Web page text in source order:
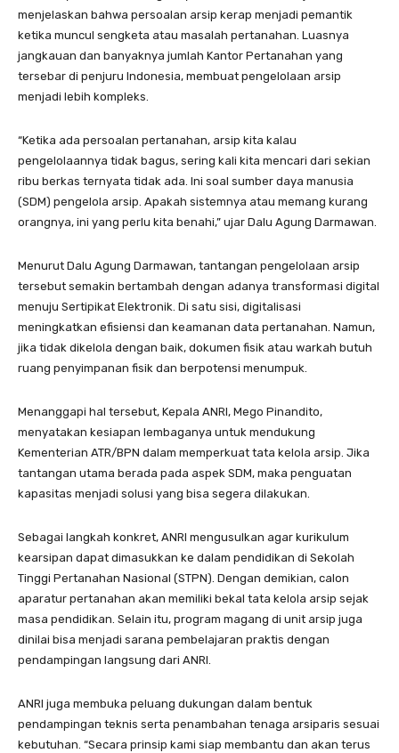
menjelaskan bahwa persoalan arsip kerap menjadi pemantik
ketika muncul sengketa atau masalah pertanahan. Luasnya
jangkauan dan banyaknya jumlah Kantor Pertanahan yang
tersebar di penjuru Indonesia, membuat pengelolaan arsip
menjadi lebih kompleks.
“Ketika ada persoalan pertanahan, arsip kita kalau
pengelolaannya tidak bagus, sering kali kita mencari dari sekian
ribu berkas ternyata tidak ada. Ini soal sumber daya manusia
(SDM) pengelola arsip. Apakah sistemnya atau memang kurang
orangnya, ini yang perlu kita benahi,” ujar Dalu Agung Darmawan.
Menurut Dalu Agung Darmawan, tantangan pengelolaan arsip
tersebut semakin bertambah dengan adanya transformasi digital
menuju Sertipikat Elektronik. Di satu sisi, digitalisasi
meningkatkan efisiensi dan keamanan data pertanahan. Namun,
jika tidak dikelola dengan baik, dokumen fisik atau warkah butuh
ruang penyimpanan fisik dan berpotensi menumpuk.
Menanggapi hal tersebut, Kepala ANRI, Mego Pinandito,
menyatakan kesiapan lembaganya untuk mendukung
Kementerian ATR/BPN dalam memperkuat tata kelola arsip. Jika
tantangan utama berada pada aspek SDM, maka penguatan
kapasitas menjadi solusi yang bisa segera dilakukan.
Sebagai langkah konkret, ANRI mengusulkan agar kurikulum
kearsipan dapat dimasukkan ke dalam pendidikan di Sekolah
Tinggi Pertanahan Nasional (STPN). Dengan demikian, calon
aparatur pertanahan akan memiliki bekal tata kelola arsip sejak
masa pendidikan. Selain itu, program magang di unit arsip juga
dinilai bisa menjadi sarana pembelajaran praktis dengan
pendampingan langsung dari ANRI.
ANRI juga membuka peluang dukungan dalam bentuk
pendampingan teknis serta penambahan tenaga arsiparis sesuai
kebutuhan. “Secara prinsip kami siap membantu dan akan terus